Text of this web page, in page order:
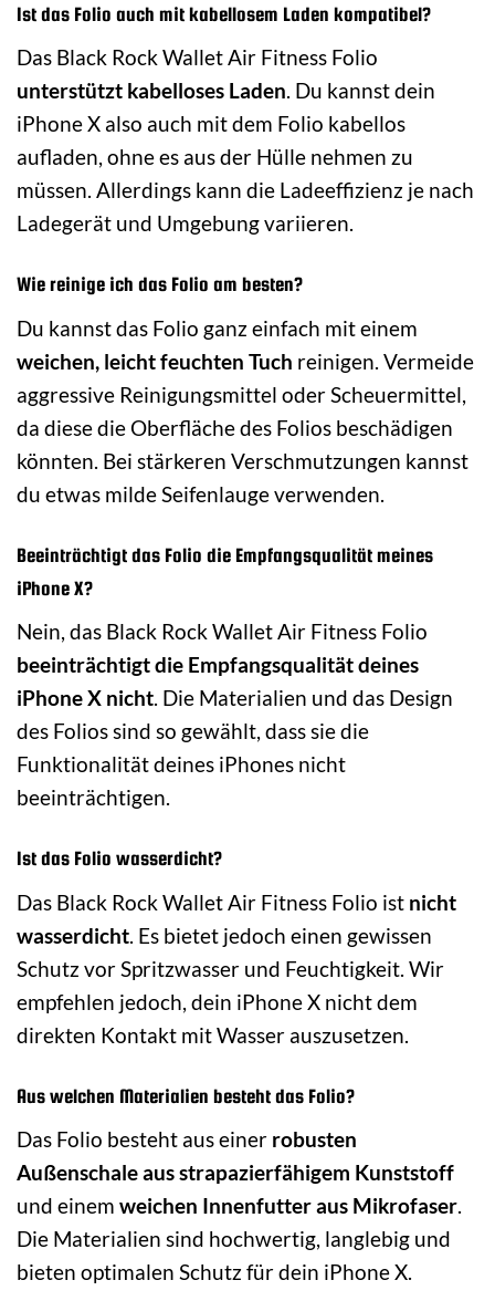
Ist das Folio auch mit kabellosem Laden kompatibel?
Das Black Rock Wallet Air Fitness Folio
unterstützt kabelloses Laden. Du kannst dein
iPhone X also auch mit dem Folio kabellos
aufladen, ohne es aus der Hülle nehmen zu
müssen. Allerdings kann die Ladeeffizienz je nach
Ladegerät und Umgebung variieren.
Wie reinige ich das Folio am besten?
Du kannst das Folio ganz einfach mit einem
weichen, leicht feuchten Tuch reinigen. Vermeide
aggressive Reinigungsmittel oder Scheuermittel,
da diese die Oberfläche des Folios beschädigen
könnten. Bei stärkeren Verschmutzungen kannst
du etwas milde Seifenlauge verwenden.
Beeinträchtigt das Folio die Empfangsqualität meines
iPhone X?
Nein, das Black Rock Wallet Air Fitness Folio
beeinträchtigt die Empfangsqualität deines
iPhone X nicht. Die Materialien und das Design
des Folios sind so gewählt, dass sie die
Funktionalität deines iPhones nicht
beeinträchtigen.
Ist das Folio wasserdicht?
Das Black Rock Wallet Air Fitness Folio ist nicht
wasserdicht. Es bietet jedoch einen gewissen
Schutz vor Spritzwasser und Feuchtigkeit. Wir
empfehlen jedoch, dein iPhone X nicht dem
direkten Kontakt mit Wasser auszusetzen.
Aus welchen Materialien besteht das Folio?
Das Folio besteht aus einer robusten
Außenschale aus strapazierfähigem Kunststoff
und einem weichen Innenfutter aus Mikrofaser.
Die Materialien sind hochwertig, langlebig und
bieten optimalen Schutz für dein iPhone X.